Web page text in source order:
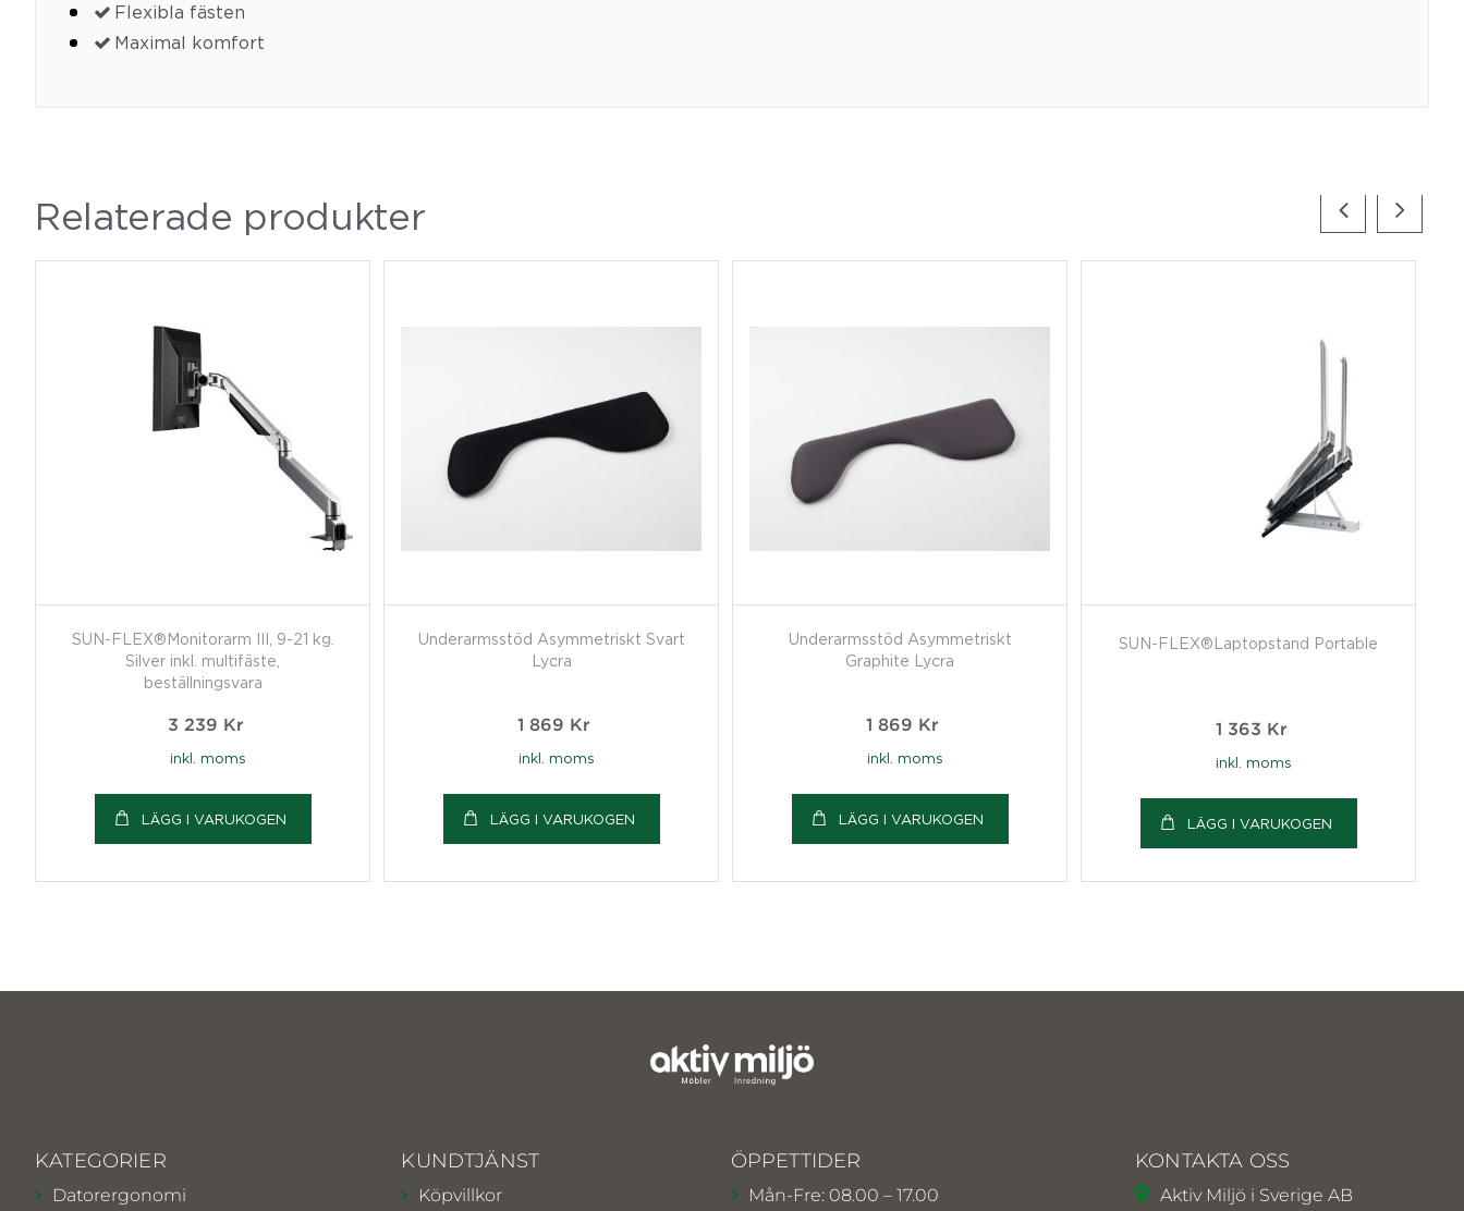
Flexibla fästen
Maximal komfort
Relaterade produkter
SUN-FLEX®Monitorarm III, 9-21 kg.
Silver inkl. multifäste,
beställningsvara
3 239 Kr
inkl. moms
LÄGG I VARUKOGEN
Underarmsstöd Asymmetriskt Svart
Lycra
1 869 Kr
inkl. moms
LÄGG I VARUKOGEN
Underarmsstöd Asymmetriskt
Graphite Lycra
1 869 Kr
inkl. moms
LÄGG I VARUKOGEN
SUN-FLEX®Laptopstand Portable
1 363 Kr
inkl. moms
LÄGG I VARUKOGEN
KATEGORIER
Datorergonomi
KUNDTJÄNST
Köpvillkor
ÖPPETTIDER
Mån-Fre: 08.00 – 17.00
KONTAKTA OSS
Aktiv Miljö i Sverige AB